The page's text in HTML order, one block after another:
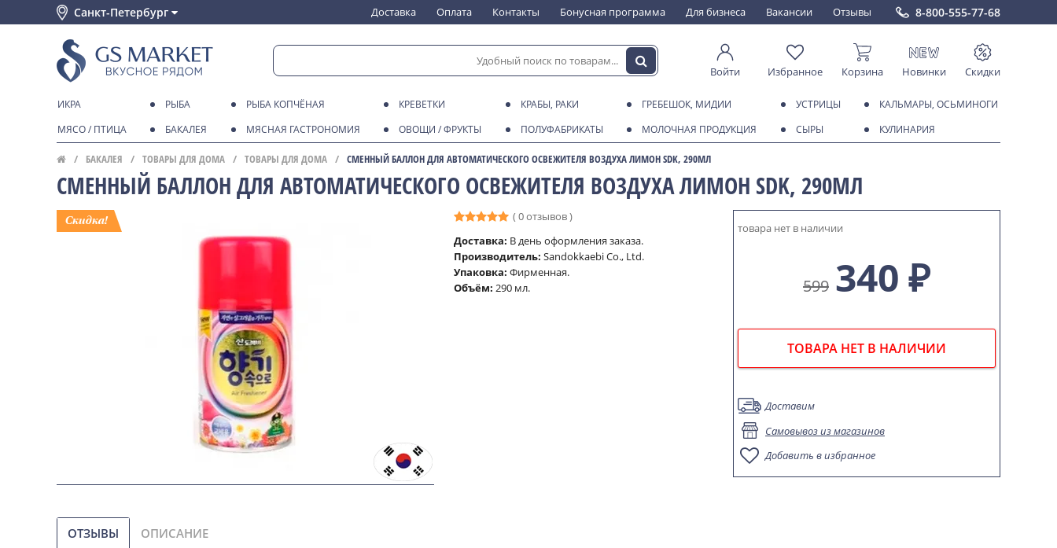
Санкт-Петербург Доставка Оплата Контакты Бонусная программа Для бизнеса Вакансии Отзывы 8-800-555-77-68
Войти Избранное Корзина Новинки Скидки
ИКРА РЫБА РЫБА КОПЧЁНАЯ КРЕВЕТКИ КРАБЫ, РАКИ ГРЕБЕШОК, МИДИИ УСТРИЦЫ
КАЛЬМАРЫ, ОСЬМИНОГИ
МЯСО / ПТИЦА
БАКАЛЕЯ МЯСНАЯ ГАСТРОНОМИЯ ОВОЩИ / ФРУКТЫ ПОЛУФАБРИКАТЫ МОЛОЧНАЯ ПРОДУКЦИЯ СЫРЫ КУЛИНАРИЯ
БАКАЛЕЯ ТОВАРЫ ДЛЯ ДОМА ТОВАРЫ ДЛЯ ДОМА СМЕННЫЙ БАЛЛОН ДЛЯ АВТОМАТИЧЕСКОГО ОСВЕЖИТЕЛЯ ВОЗДУХА ЛИМОН SDK, 290МЛ
СМЕННЫЙ БАЛЛОН ДЛЯ АВТОМАТИЧЕСКОГО ОСВЕЖИТЕЛЯ ВОЗДУХА ЛИМОН SDK, 290МЛ
( 0 отзывов )
Доставка: В день оформления заказа.
Производитель: Sandokkaebi Co., Ltd.
Упаковка: Фирменная.
Объём: 290 мл.
товара нет в наличии
599 340 ₽
ТОВАРА НЕТ В НАЛИЧИИ
Доставим
Самовывоз из магазинов
Добавить в избранное
ОТЗЫВЫ ОПИСАНИЕ